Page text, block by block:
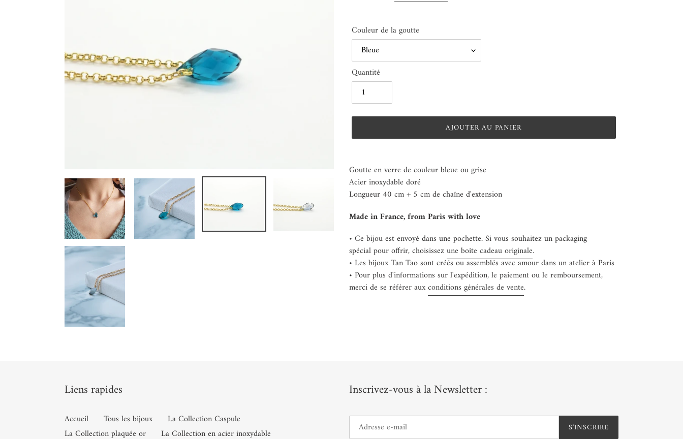
Couleur de la goutte
Quantité
AJOUTER AU PANIER
d'un
produit
à
votre
panier
Goutte en verre de couleur bleue ou grise
Acier inoxydable doré
Longueur 40 cm + 5 cm de chaîne d'extension
Made in France, from Paris with love
• Ce bijou est envoyé dans une pochette. Si vous souhaitez un packaging
spécial pour offrir, choisissezune boîte cadeau originale.
• Les bijoux Tan Tao sont créés ou assemblés avec amour dans un atelier à Paris
• Pour plus d'informations sur l'expédition, le paiement ou le remboursement,
merci de se référer auxconditions générales de vente.
Liens rapides
Accueil Tous les bijoux
La Collection Caspule
La Collection plaquée or
La Collection en acier inoxydable
Inscrivez-vous à la Newsletter :
S'INSCRIRE